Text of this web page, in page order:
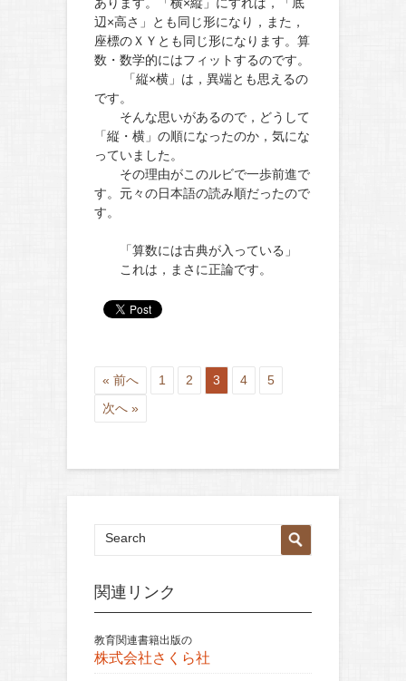
辺×高さ」とも同じ形になり，また，
座標のＸＹとも同じ形になります。算
数・数学的にはフィットするのです。
「縦×横」は，異端とも思えるの
です。
そんな思いがあるので，どうして
「縦・横」の順になったのか，気にな
っていました。
その理由がこのルビで一歩前進で
す。元々の日本語の読み順だったので
す。
「算数には古典が入っている」
これは，まさに正論です。
« 前へ 1 2 3 4
5
次へ »
関連リンク
教育関連書籍出版の
株式会社さくら社